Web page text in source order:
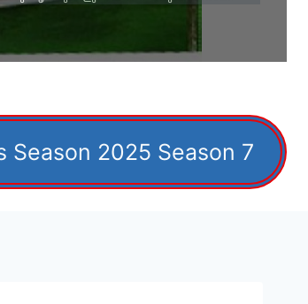
2025 Season 7